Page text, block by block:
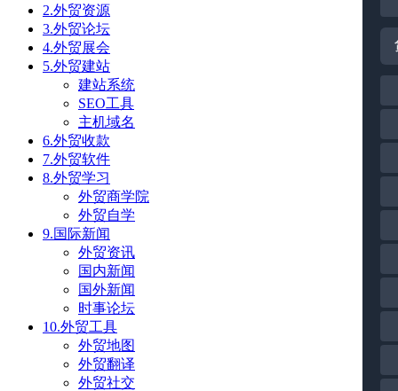
2.外贸资源
3.外贸论坛
4.外贸展会
5.外贸建站
建站系统
SEO工具
主机域名
6.外贸收款
7.外贸软件
8.外贸学习
外贸商学院
外贸自学
9.国际新闻
外贸资讯
国内新闻
国外新闻
时事论坛
10.外贸工具
外贸地图
外贸翻译
外贸社交